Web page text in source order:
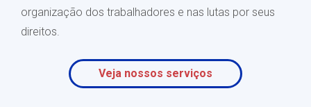
organização dos trabalhadores e nas lutas por seus
direitos.
Veja nossos serviços